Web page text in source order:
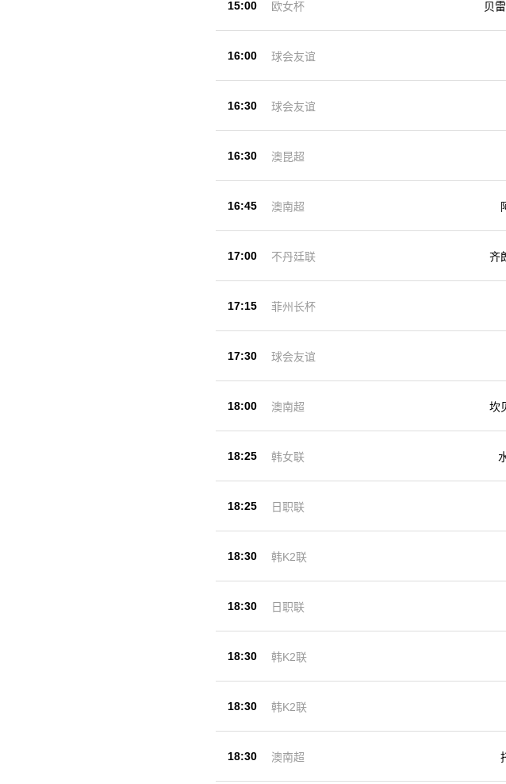
15:00 欧女杯
贝
16:00 球会友谊
16:30 球会友谊
16:30 澳昆超
16:45 澳南超
17:00 不丹廷联 齐
17:15 菲州长杯
17:30 球会友谊
18:00 澳南超 坎
18:25 韩女联
18:25 日职联
18:30 韩K2联
18:30 日职联
18:30 韩K2联
18:30 韩K2联
18:30 澳南超